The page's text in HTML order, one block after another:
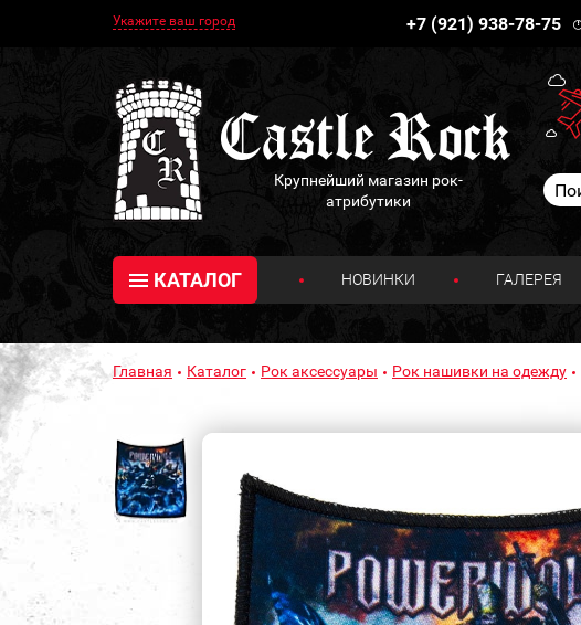
Укажите ваш город +7 (921) 938-78-75
Крупнейший магазин рок-
атрибутики
КАТАЛОГ НОВИНКИ ГАЛЕРЕЯ
Главная Каталог Рок аксессуары Рок нашивки на одежду